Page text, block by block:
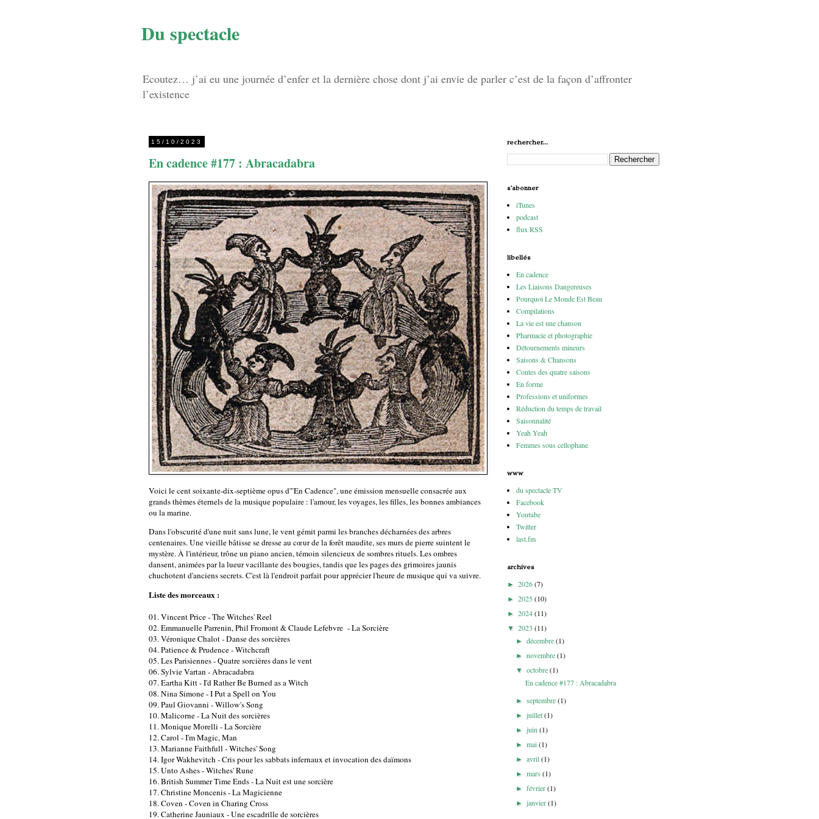
Du spectacle
Ecoutez… j’ai eu une journée d’enfer et la dernière chose dont j’ai envie de parler c’est de la façon d’affronter
l’existence
15/10/2023
En cadence #177 : Abracadabra
Voici le cent soixante-dix-septième opus d'"En Cadence", une émission mensuelle consacrée aux
grands thèmes éternels de la musique populaire : l'amour, les voyages, les filles, les bonnes ambiances
ou la marine.
Dans l'obscurité d'une nuit sans lune, le vent gémit parmi les branches décharnées des arbres
centenaires. Une vieille bâtisse se dresse au cœur de la forêt maudite, ses murs de pierre suintent le
mystère. À l'intérieur, trône un piano ancien, témoin silencieux de sombres rituels. Les ombres
dansent, animées par la lueur vacillante des bougies, tandis que les pages des grimoires jaunis
chuchotent d'anciens secrets. C'est là l'endroit parfait pour apprécier l'heure de musique qui va suivre.
Liste des morceaux :
01. Vincent Price - The Witches' Reel
02. Emmanuelle Parrenin, Phil Fromont & Claude Lefebvre - La Sorcière
03. Véronique Chalot - Danse des sorcières
04. Patience & Prudence - Witchcraft
05. Les Parisiennes - Quatre sorcières dans le vent
06. Sylvie Vartan - Abracadabra
07. Eartha Kitt - I'd Rather Be Burned as a Witch
08. Nina Simone - I Put a Spell on You
09. Paul Giovanni - Willow's Song
10. Malicorne - La Nuit des sorcières
11. Monique Morelli - La Sorcière
12. Carol - I'm Magic, Man
13. Marianne Faithfull - Witches' Song
14. Igor Wakhevitch - Cris pour les sabbats infernaux et invocation des daïmons
15. Unto Ashes - Witches' Rune
16. British Summer Time Ends - La Nuit est une sorcière
17. Christine Moncenis - La Magicienne
18. Coven - Coven in Charing Cross
19. Catherine Jauniaux - Une escadrille de sorcières
rechercher...
s'abonner
iTunes
podcast
flux RSS
libellés
En cadence
Les Liaisons Dangereuses
Pourquoi Le Monde Est Beau
Compilations
La vie est une chanson
Pharmacie et photographie
Détournements mineurs
Saisons & Chansons
Contes des quatre saisons
En forme
Professions et uniformes
Réduction du temps de travail
Saisonnalité
Yeah Yeah
Femmes sous cellophane
www
du spectacle TV
Facebook
Youtube
Twitter
last.fm
archives
► 2026(7)
► 2025(10)
► 2024(11)
▼ 2023 (11)
►décembre(1)
►novembre(1)
▼octobre(1)
En cadence #177 : Abracadabra
►septembre(1)
►juillet(1)
►juin(1)
►mai(1)
►avril(1)
►mars(1)
►février(1)
►janvier(1)